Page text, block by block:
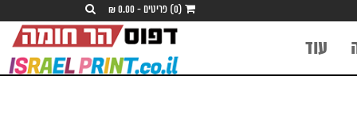
(0) פריטים - 0.00 ₪
עוד